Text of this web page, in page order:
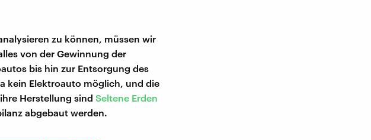
zu können, müssen wir
von der Gewinnung der
bis hin zur Entsorgung des
kein Elektroauto möglich, und die
Herstellung sind Seltene Erden
abgebaut werden.